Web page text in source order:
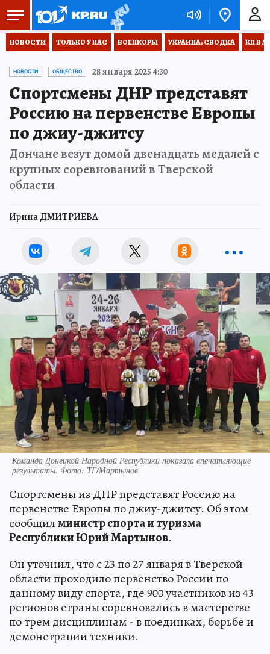
НОВОСТИ ТОЛЬКО У НАС ВОЕНКОРЫ УКРАИНА: СВОДКА КП В
НОВОСТИ ОБЩЕСТВО 28 января 2025 4:30
Спортсмены ДНР представят
Россию на первенстве Европы
по джиу-джитсу
Дончане везут домой двенадцать медалей с
крупных соревнований в Тверской
области
Ирина ДМИТРИЕВА
Команда Донецкой Народной Республики показала впечатляющие
результаты. Фото: ТГ/Мартынов
Спортсмены из ДНР представят Россию на
первенстве Европы по джиу-джитсу. Об этом
сообщилминистр спорта и туризма
Республики Юрий Мартынов.
Он уточнил, что с 23 по 27 января в Тверской
области проходило первенство России по
данному виду спорта, где 900 участников из 43
регионов страны соревновались в мастерстве
по трем дисциплинам - в поединках, борьбе и
демонстрации техники.